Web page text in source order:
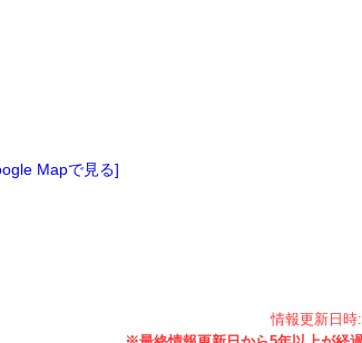
Mapで見る]
情報更新日時: